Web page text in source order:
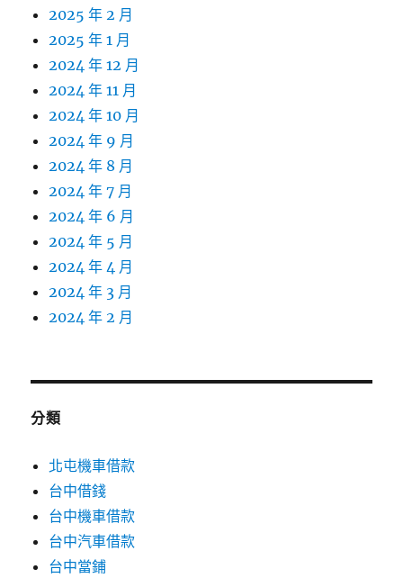
2025 年 2 月
2025 年 1 月
2024 年 12 月
2024 年 11 月
2024 年 10 月
2024 年 9 月
2024 年 8 月
2024 年 7 月
2024 年 6 月
2024 年 5 月
2024 年 4 月
2024 年 3 月
2024 年 2 月
分類
北屯機車借款
台中借錢
台中機車借款
台中汽車借款
台中當鋪